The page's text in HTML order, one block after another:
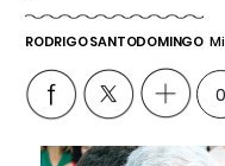
RODRIGO SANTODOMINGO
0